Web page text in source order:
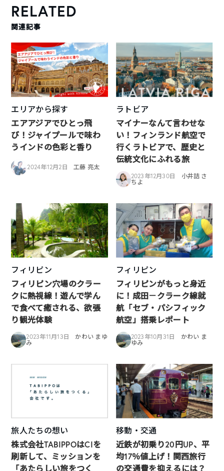
RELATED
関連記事
エリアから探す
エアアジアでひとっ飛
び！ジャイプールで味わ
うインドの色彩と香り
2024年12月2日 工藤 亮太
ラトビア
マイナーなんて言わせな
い！フィンランド航空で
行くラトビアで、歴史と
伝統文化にふれる旅
2023年12月30日
小井詰 さ
ちよ
フィリピン
フィリピン穴場のクラー
クに熱視線！遊んで学ん
で食べて癒される、欲張
り観光体験
2023年11月13日
かわい まゆ
み
フィリピン
フィリピンがもっと身近
に！成田－クラーク線就
航「セブ・パシフィック
航空」搭乗レポート
2023年10月31日
かわい ま
ゆみ
旅人たちの想い
株式会社TABIPPOはCIを
刷新して、ミッションを
「あたらしい旅をつく
移動・交通
近鉄が初乗り20円UP、平
均17％値上げ！関西旅行
の交通費を抑えるには？